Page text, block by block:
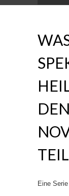
Eine